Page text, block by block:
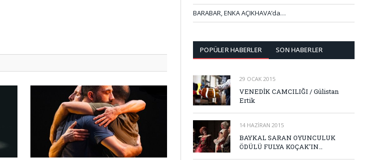
BARABAR, ENKA AÇIKHAVA’da…
POPÜLER HABERLER SON HABERLER
29 OCAK 2015
VENEDİK CAMCILIĞI / Gülistan
Ertik
14 HAZIRAN 2015
BAYKAL SARAN OYUNCULUK
ÖDÜLÜ FULYA KOÇAK’IN…